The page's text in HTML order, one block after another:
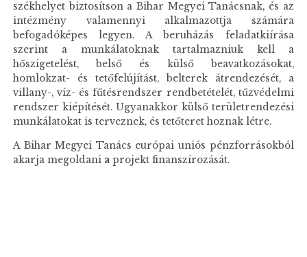
székhelyet biztosítson a Bihar Megyei Tanácsnak, és az
intézmény valamennyi alkalmazottja számára
befogadóképes legyen. A beruházás feladatkiírása
szerint a munkálatoknak tartalmazniuk kell a
hőszigetelést, belső és külső beavatkozásokat,
homlokzat- és tetőfelújítást, belterek átrendezését, a
villany-, víz- és fűtésrendszer rendbetételét, tűzvédelmi
rendszer kiépítését. Ugyanakkor külső területrendezési
munkálatokat is terveznek, és tetőteret hoznak létre.
A Bihar Megyei Tanács európai uniós pénzforrásokból
akarja megoldani a projekt finanszírozását.